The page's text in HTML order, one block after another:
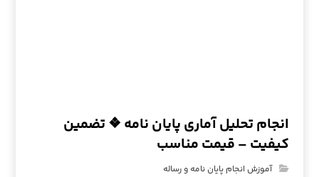
انجام تحلیل آماری پایان نامه ❖ تضمین
کیفیت – قیمت مناسب
آموزش انجام پایان نامه و رساله